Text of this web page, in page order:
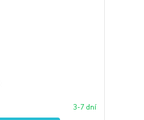
3-7 dní